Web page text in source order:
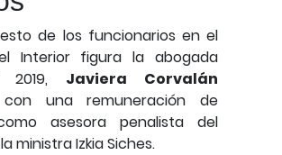
de los funcionarios en el
Interior figura la abogada
2019, Javiera Corvalán
una remuneración de
asesora penalista del
ministra Izkia Siches.